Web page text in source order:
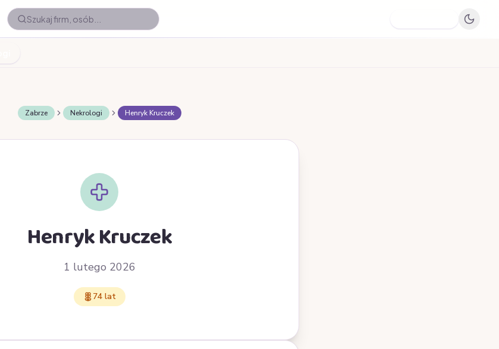
Zabrze Nekrologi Henryk Kruczek
Henryk Kruczek
1 lutego 2026
74 lat